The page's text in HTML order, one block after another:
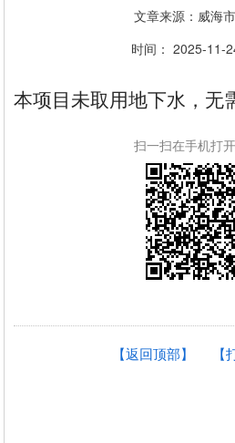
文章来源：威海
时间： 2025-11-
本项目未取用地下水，无
扫一扫在手机打
【
【返回顶部】